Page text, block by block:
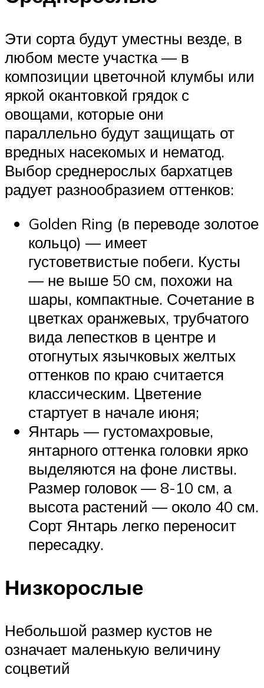
Эти сорта будут уместны везде, в
любом месте участка — в
композиции цветочной клумбы или
яркой окантовкой грядок с
овощами, которые они
параллельно будут защищать от
вредных насекомых и нематод.
Выбор среднерослых бархатцев
радует разнообразием оттенков:
Golden Ring (в переводе золотое
кольцо) — имеет
густоветвистые побеги. Кусты
— не выше 50 см, похожи на
шары, компактные. Сочетание в
цветках оранжевых, трубчатого
вида лепестков в центре и
отогнутых язычковых желтых
оттенков по краю считается
классическим. Цветение
стартует в начале июня;
Янтарь — густомахровые,
янтарного оттенка головки ярко
выделяются на фоне листвы.
Размер головок — 8-10 см, а
высота растений — около 40 см.
Сорт Янтарь легко переносит
пересадку.
Низкорослые
Небольшой размер кустов не
означает маленькую величину
соцветий